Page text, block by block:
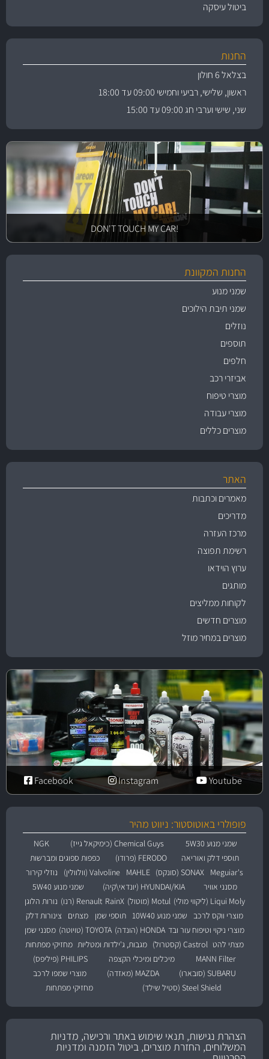
ביטול עיסקה
החנות
בצלאל 6 חולון
ראשון, שלישי, רביעי וחמישי 09:00 עד 18:00
שני, שישי וערבי חג 09:00 עד 15:00
!DON'T TOUCH MY CAR
החנות המקוונת
שמני מנוע
שמני תיבת הילוכים
נוזלים
תוספים
חלפים
אביזרי רכב
מוצרי טיפוח
מוצרי עבודה
מוצרים כללים
האתר
מאמרים וכתבות
מדריכים
מרכז העזרה
רשימת תפוצה
ערוץ הוידאו
מותגים
לקוחות ממליצים
מוצרים חדשים
מוצרים במחיר מוזל
Youtube
Instagram
Facebook
פופולרי באוטוסטור: ניווט מהיר
שמני מנוע 5W30 Chemical Guys (כימיקאל גייז)
NGK
תוספי דלק ואוריאה
FERODO (פרודו)
כפפות ספוגים ומברשות
Meguiar's
SONAX (סונקס) MAHLE Valvoline (וולוולין)
נוזלי קירור
מסנני אוויר
HYUNDAI/KIA (יונדאי\קיה)
שמני מנוע 5W40
Liqui Moly (ליקווי מולי)
Motul (מוטול) RainX Renault (רנו)
נורות הלוגן
מוצרי ווקס לרכב
שמני מנוע 10W40 תוספי שמן מצתים
צינורות דלק
מוצרי ניקוי וטיפוח עור ובד HONDA (הונדה) TOYOTA (טויוטה)
מסנני שמן
מצתי להט Castrol (קסטרול) מגבות, ג'ילדות ומטליות מחזיקי מפתחות
MANN Filter
מיכלים ומיכלי הקצפה
PHILIPS (פיליפס)
SUBARU (סובארו)
MAZDA (מאזדה)
מוצרי שמפו לרכב
Steel Shield (סטיל שילד)
מחזיקי מפתחות
הצהרת נגישות, תנאי שימוש באתר ורכישה, מדניות
המשלוחים, החזרת מוצרים, ביטול הזמנה ומדניות